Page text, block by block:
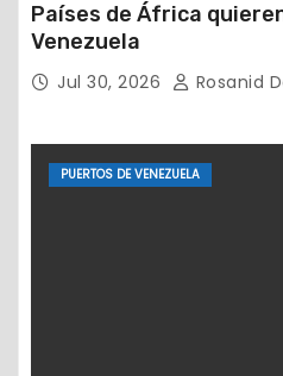
Países de África
Venezuela
Jul 30, 2026 Rosanid
PUERTOS DE VENEZUELA